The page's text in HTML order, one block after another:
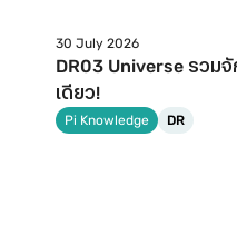
30 July 2026
DR03 Universe รวม
เดียว!
Pi Knowledge DR